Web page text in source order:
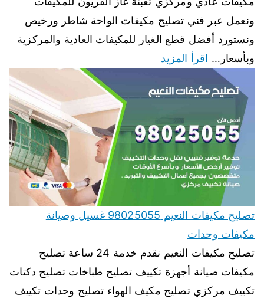
ونعمل عبر فني تصليح مكيفات الواحة شاطر ورخيص
ونستورد أفضل قطع الغيار للمكيفات العادية والمركزية
وبأسعار… اقرأ المزيد
تصليح مكيفات النعيم 98025055 غسيل وصيانة
مكيفات وحدات
تصليح مكيفات النعيم نقدم خدمة 24 ساعة تصليح
مكيفات صيانة أجهزة تكييف تصليح طباخات تصليح دكتات
تكييف مركزي تصليح مكيف الهواء تصليح وحدات تكييف